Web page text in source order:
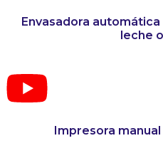
Envasadora
leche
Impresora